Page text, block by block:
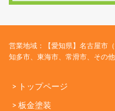
営業地域：【愛知県】名古屋市
知多市、東海市、常滑市、その
> トップページ
> 板金塗装